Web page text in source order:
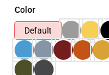
Color
Default